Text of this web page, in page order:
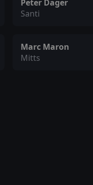
Peter Dager
Santi
Marc Maron
Mitts